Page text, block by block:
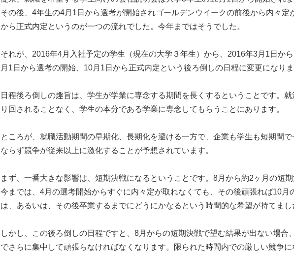
その後、4年生の4月1日から選考が開始されゴールデンウイークの前後から内々定
から正式内定というのが一つの流れでした。今年まではそうでした。
それが、2016年4月入社予定の学生（現在の大学３年生）から、2016年3月1日か
月1日から選考の開始、10月1日から正式内定という後ろ倒しの日程に変更になりま
日程後ろ倒しの趣旨は、学生が学業に専念する期間を長くするということです。
り回されることなく、学生の本分である学業に専念してもらうことにあります。
ところが、就職活動期間の早期化、長期化を避ける一方で、企業も学生も短期間
ならず競争が従来以上に激化することが予想されています。
まず、一番大きな影響は、短期決戦になるということです。8月から約2ヶ月の短期
今までは、4月の選考開始からすぐに内々定が取れなくても、その後頑張れば10月
は、あるいは、その後卒業するまでにどうにかなるという時間的な希望が持てまし
しかし、この後ろ倒しの日程ですと、8月からの短期決戦で望む結果が出ない場合
でさらに集中して頑張らなければなくなります。限られた時間内での厳しい競争